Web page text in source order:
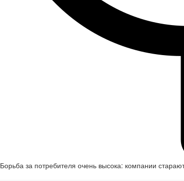
Борьба за потребителя очень высока: компании